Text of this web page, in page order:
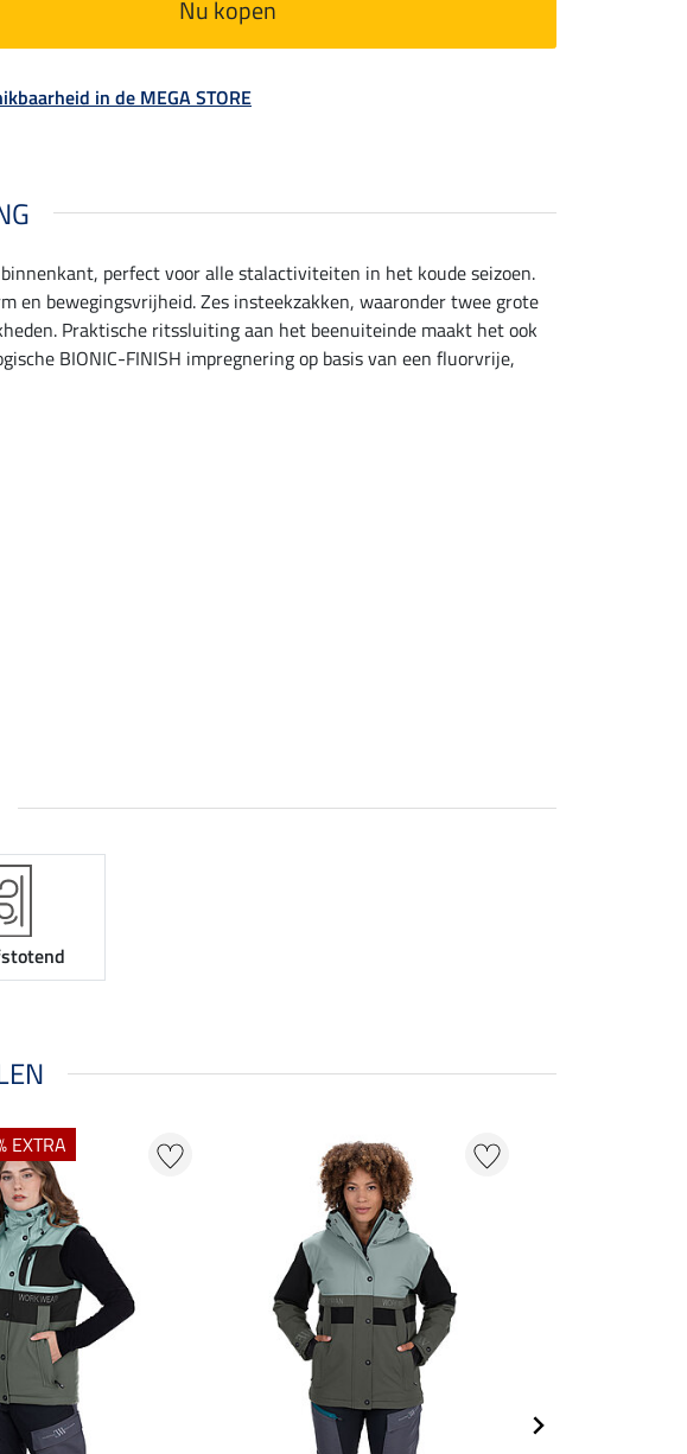
Nu kopen
in de MEGA STORE
perfect voor alle stalactiviteiten in het koude seizoen.
bewegingsvrijheid. Zes insteekzakken, waaronder twee grote
Praktische ritssluiting aan het beenuiteinde maakt het ook
BIONIC-FINISH impregnering op basis van een fluorvrije,
EXTRA